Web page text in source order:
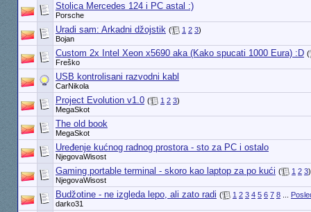
Stolica Mercedes 124 i PC astal :)
Porsche
Uradi sam: Arkadni džojstik ( 1 2 3)
Bojan
Custom 2x Intel Xeon x5690 aka (Kako spucati 1000 Eura) :D (
Freško
USB kontrolisani razvodni kabl
CarNikola
Project Evolution v1.0 ( 1 2 3)
MegaSkot
The old book
MegaSkot
Uređenje kućnog radnog prostora - sto za PC i ostalo
NjegovaWisost
Gaming portable terminal - skoro kao laptop za po kući ( 1 2 3)
NjegovaWisost
Budžotine - ne izgleda lepo, ali zato radi ( 1 2 3 4 5 6 7 8...
darko31